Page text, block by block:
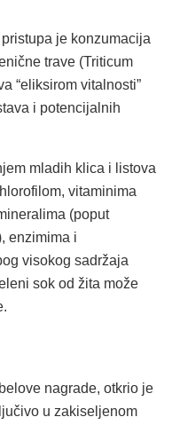
je konzumacija
trave (Triticum
“eliksirom vitalnosti”
i potencijalnih
mladih klica i listova
vitaminima
(poput
enzimima i
visokog sadržaja
sok od žita može
nagrade, otkrio je
u zakiseljenom